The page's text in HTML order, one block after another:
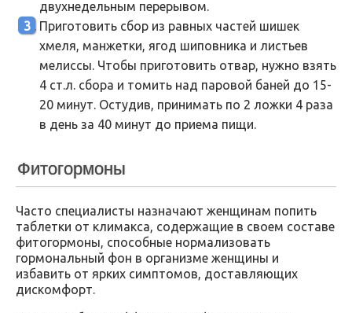
двухнедельным перерывом.
Приготовить сбор из равных частей шишек
хмеля, манжетки, ягод шиповника и листьев
мелиссы. Чтобы приготовить отвар, нужно взять
4 ст.л. сбора и томить над паровой баней до 15-
20 минут. Остудив, принимать по 2 ложки 4 раза
в день за 40 минут до приема пищи.
Фитогормоны
Часто специалисты назначают женщинам попить
таблетки от климакса, содержащие в своем составе
фитогормоны, способные нормализовать
гормональный фон в организме женщины и
избавить от ярких симптомов, доставляющих
дискомфорт.